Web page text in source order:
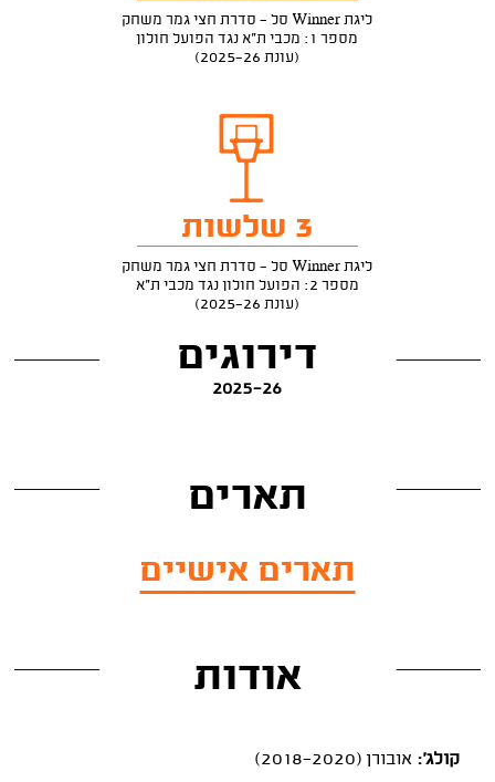
ליגת Winner סל - סדרת חצי גמר משחק
מספר 1: מכבי ת"א נגד הפועל חולון
(עונת 2025-26)
3 שלשות
ליגת Winner סל - סדרת חצי גמר משחק
מספר 2: הפועל חולון נגד מכבי ת"א
(עונת 2025-26)
דירוגים
2025-26
תארים
תארים אישיים
אודות
קולג': אובורן (2018-2020)